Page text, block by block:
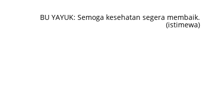
BU YAYUK: Semoga kesehatan segera membaik.
(istimewa)